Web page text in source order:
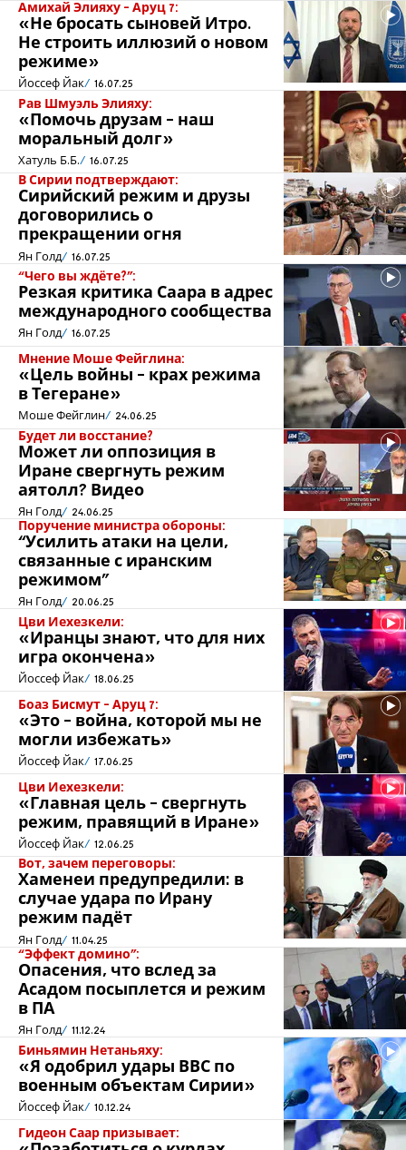
Амихай Элияху - Аруц 7:
«Не бросать сыновей Итро.
Не строить иллюзий о новом
режиме»
Йоссеф Йак 16.07.25
Рав Шмуэль Элияху:
«Помочь друзам - наш
моральный долг»
Хатуль Б.Б. 16.07.25
В Сирии подтверждают:
Сирийский режим и друзы
договорились о
прекращении огня
Ян Голд 16.07.25
“Чего вы ждёте?”:
Резкая критика Саара в адрес
международного сообщества
Ян Голд 16.07.25
Мнение Моше Фейглина:
«Цель войны - крах режима
в Тегеране»
Моше Фейглин 24.06.25
Будет ли восстание?
Может ли оппозиция в
Иране свергнуть режим
аятолл? Видео
Ян Голд 24.06.25
Поручение министра обороны:
“Усилить атаки на цели,
связанные с иранским
режимом”
Ян Голд 20.06.25
Цви Иехезкели:
«Иранцы знают, что для них
игра окончена»
Йоссеф Йак 18.06.25
Боаз Бисмут - Аруц 7:
«Это - война, которой мы не
могли избежать»
Йоссеф Йак 17.06.25
Цви Иехезкели:
«Главная цель - свергнуть
режим, правящий в Иране»
Йоссеф Йак 12.06.25
Вот, зачем переговоры:
Хаменеи предупредили: в
случае удара по Ирану
режим падёт
Ян Голд 11.04.25
“Эффект домино”:
Опасения, что вслед за
Асадом посыплется и режим
в ПА
Ян Голд 11.12.24
Биньямин Нетаньяху:
«Я одобрил удары ВВС по
военным объектам Сирии»
Йоссеф Йак 10.12.24
Гидеон Саар призывает: